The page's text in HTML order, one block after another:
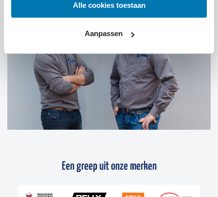
Alle cookies toestaan
Aanpassen
Een greep uit onze merken